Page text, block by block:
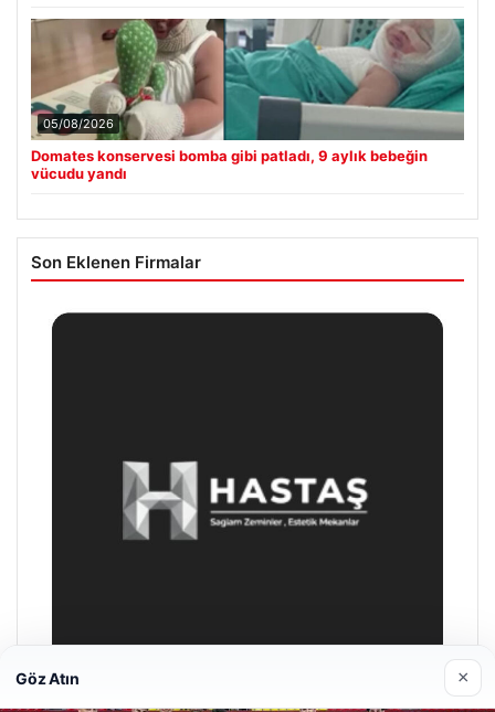
05/08/2026
Domates konservesi bomba gibi patladı, 9 aylık bebeğin
vücudu yandı
Son Eklenen Firmalar
Göz Atın ×